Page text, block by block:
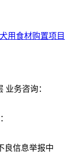
用食材购置项目
业务咨询：
良信息举报中